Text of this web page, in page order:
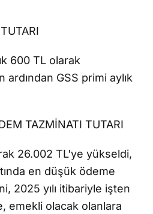
600 TL olarak
ardından GSS primi aylık
TAZMİNATI TUTARI
26.002 TL'ye yükseldi,
en düşük ödeme
2025 yılı itibariyle işten
emekli olacak olanlara